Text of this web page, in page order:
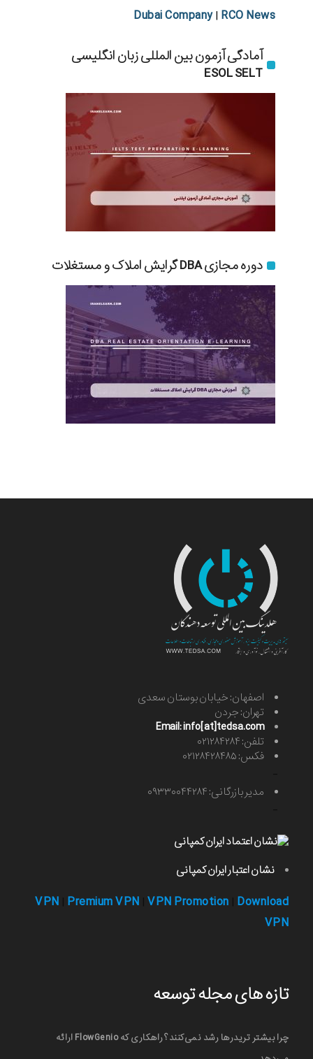
Dubai Company| RCO News
آمادگی آزمون بین المللی زبان انگلیسی
ESOL SELT
دوره مجازی DBA گرایش املاک و مستغلات
اصفهان: خیابان بوستان سعدی
تهران: جردن
Email: info[at]tedsa.com
تلفن: ۰۲۱۲۸۴۲۸۴
فکس: ۰۲۱۲۸۴۲۸۴۸۵
مدیر بازرگانی: ۰۹۳۳۰۰۴۴۲۸۴
نشان اعتبار ایران کمپانی
VPN Premium VPN VPN Promotion Download
VPN
تازه های مجله توسعه
چرا بیشتر تریدرها رشد نمی‌کنند؟ راهکاری که FlowGenio ارائه